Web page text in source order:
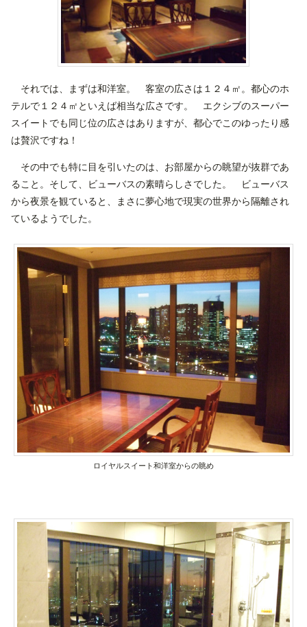
それでは、まずは和洋室。 客室の広さは１２４㎡。都心のホ
テルで１２４㎡といえば相当な広さです。 エクシブのスーパー
スイートでも同じ位の広さはありますが、都心でこのゆったり感
は贅沢ですね！
その中でも特に目を引いたのは、お部屋からの眺望が抜群であ
ること。そして、ビューバスの素晴らしさでした。 ビューバス
から夜景を観ていると、まさに夢心地で現実の世界から隔離され
ているようでした。
ロイヤルスイート和洋室からの眺め